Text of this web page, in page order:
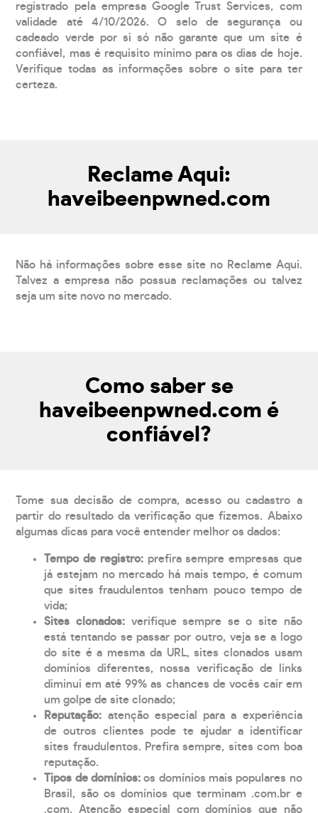
registrado pela empresa Google Trust Services, com
validade até 4/10/2026. O selo de segurança ou
cadeado verde por si só não garante que um site é
confiável, mas é requisito mínimo para os dias de hoje.
Verifique todas as informações sobre o site para ter
certeza.
Reclame Aqui:
haveibeenpwned.com
Não há informações sobre esse site no Reclame Aqui.
Talvez a empresa não possua reclamações ou talvez
seja um site novo no mercado.
Como saber se
haveibeenpwned.com é
confiável?
Tome sua decisão de compra, acesso ou cadastro a
partir do resultado da verificação que fizemos. Abaixo
algumas dicas para você entender melhor os dados:
Tempo de registro: prefira sempre empresas que
já estejam no mercado há mais tempo, é comum
que sites fraudulentos tenham pouco tempo de
vida;
Sites clonados: verifique sempre se o site não
está tentando se passar por outro, veja se a logo
do site é a mesma da URL, sites clonados usam
domínios diferentes, nossa verificação de links
diminui em até 99% as chances de vocês cair em
um golpe de site clonado;
Reputação: atenção especial para a experiência
de outros clientes pode te ajudar a identificar
sites fraudulentos. Prefira sempre, sites com boa
reputação.
Tipos de domínios:os domínios mais populares no
Brasil, são os domínios que terminam .com.br e
.com. Atenção especial com domínios que não